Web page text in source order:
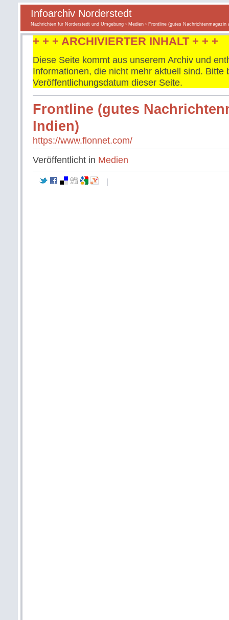
Infoarchiv Norderstedt
Nachrichten für Norderstedt und Umgebung › Medien › Frontline (gutes Nachrichtenmagazin
+ + + ARCHIVIERTER INHALT + + +
Diese Seite kommt aus unserem Archiv und
Informationen, die nicht mehr aktuell sind. Bitte
Veröffentlichungsdatum dieser Seite.
Frontline (gutes
Indien)
https://www.flonnet.com/
Veröffentlicht in Medien